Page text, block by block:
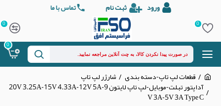
ورود ثبت نام تماس با ما
0
0
0
قطعات لپ تاپ-دسته بندی شارژر لپ تاپ
آداپتور تبلت-موبایل-لپ تاپ لایتون 20V 3.25A-15V 4.33A-12V 5A-9
V 3A-5V 3A Type C